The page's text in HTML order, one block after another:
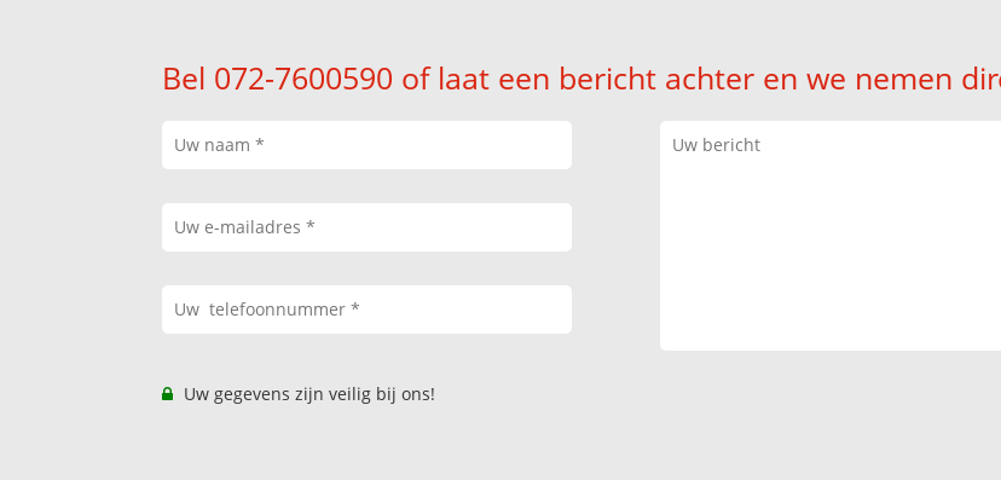
Bel 072-7600590 of laat een bericht achter en we nemen
Uw gegevens zijn veilig bij ons!